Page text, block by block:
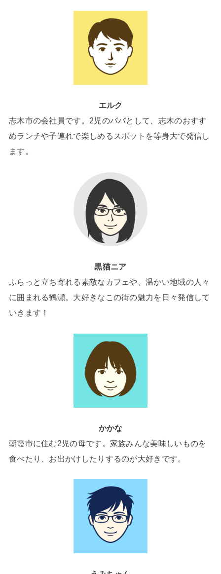
エルク
志木市の会社員です。2児のパパとして、志木のおすす
めランチや子連れで楽しめるスポットを等身大で発信し
ます。
黒猫ニア
ふらっと立ち寄れる素敵なカフェや、温かい地域の人々
に囲まれる鶴瀬。大好きなこの街の魅力を日々発信して
いきます！
かかな
朝霞市に住む2児の母です。家族みんな美味しいものを
食べたり、お出かけしたりするのが大好きです。